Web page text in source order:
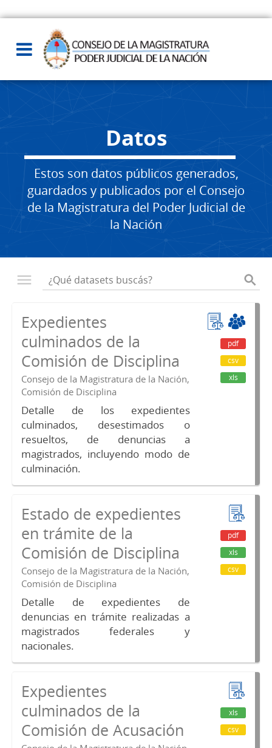
Datos
Estos son datos públicos generados,
guardados y publicados por el Consejo
de la Magistratura del Poder Judicial de
la Nación
Expedientes
culminados de la
Comisión de Disciplina
Consejo de la Magistratura de la Nación,
Comisión de Disciplina
Detalle de los expedientes
culminados, desestimados o
resueltos, de denuncias a
magistrados, incluyendo modo de
culminación.
pdf
csv
xls
Estado de expedientes
en trámite de la
Comisión de Disciplina
Consejo de la Magistratura de la Nación,
Comisión de Disciplina
Detalle de expedientes de
denuncias en trámite realizadas a
magistrados federales y
nacionales.
pdf
xls
csv
Expedientes
culminados de la
Comisión de Acusación
xls
csv